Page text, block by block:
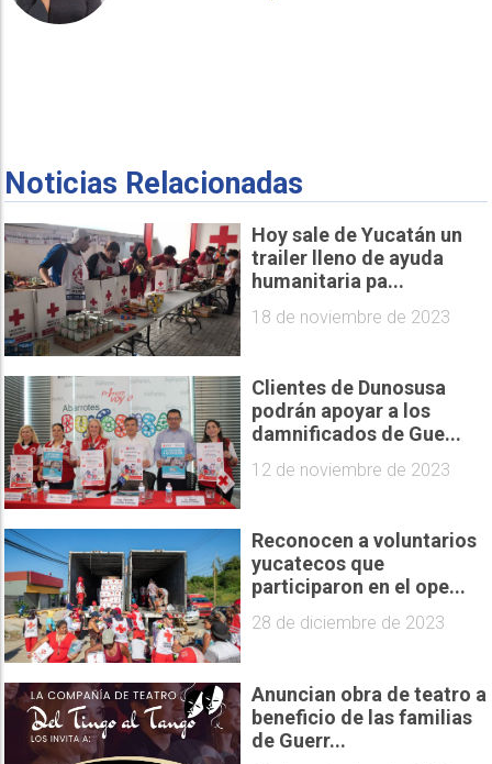
Noticias Relacionadas
Hoy sale de Yucatán un
trailer lleno de ayuda
humanitaria pa...
18 de noviembre de 2023
Clientes de Dunosusa
podrán apoyar a los
damnificados de Gue...
12 de noviembre de 2023
Reconocen a voluntarios
yucatecos que
participaron en el ope...
28 de diciembre de 2023
Anuncian obra de teatro a
beneficio de las familias
de Guerr...